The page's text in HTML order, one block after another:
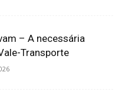
– A necessária
Transporte